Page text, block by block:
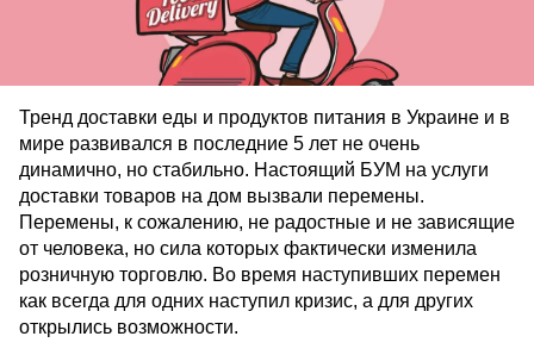
Тренд доставки еды и продуктов питания в Украине и в
мире развивался в последние 5 лет не очень
динамично, но стабильно. Настоящий БУМ на услуги
доставки товаров на дом вызвали перемены.
Перемены, к сожалению, не радостные и не зависящие
от человека, но сила которых фактически изменила
розничную торговлю. Во время наступивших перемен
как всегда для одних наступил кризис, а для других
открылись возможности.